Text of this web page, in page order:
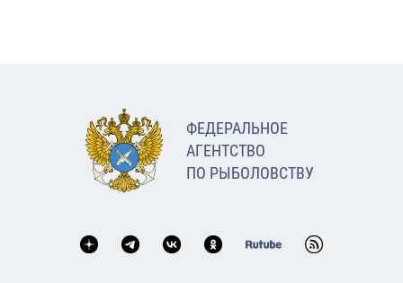
ФЕДЕРАЛЬНОЕ
АГЕНТСТВО
ПО РЫБОЛОВСТВУ